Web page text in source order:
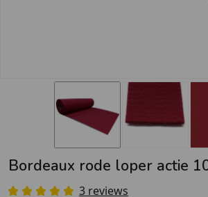
Bordeaux rode loper actie
3 reviews